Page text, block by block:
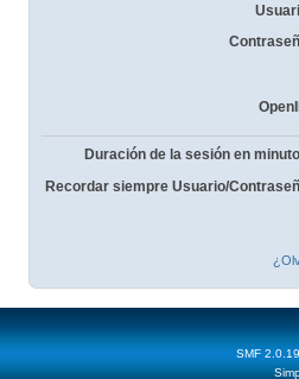
Duración de la sesión en
Recordar siempre Usuario/
SMF 2.0.19